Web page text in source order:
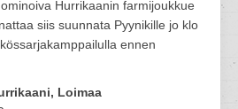
Hurrikaanin farmijoukkue
siis suunnata Pyynikille jo klo
ennen
Loimaa